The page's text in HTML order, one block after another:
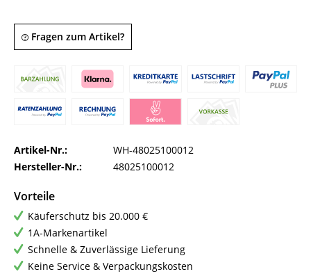
Fragen zum Artikel?
Artikel-Nr.:
WH-48025100012
Hersteller-Nr.:
48025100012
Vorteile
Käuferschutz bis 20.000 €
1A-Markenartikel
Schnelle & Zuverlässige Lieferung
Keine Service & Verpackungskosten